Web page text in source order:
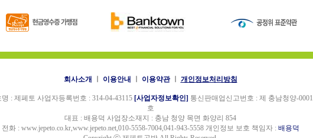
회사소개 이용안내 이용약관ㅣ 개인정보처리방침
: 제페토 사업자등록번호 : 314-04-43115 [사업자정보확인] 통신판매업신고번호 : 제 충남청양-0001
호
대표 : 배용덕 사업장소재지 : 충남 청양 목면 화양리 854
전화 : www.jepeto.co.kr,www.jepeto.net,010-5558-7004,041-943-5558 개인정보 보호 책임자 : 배용덕